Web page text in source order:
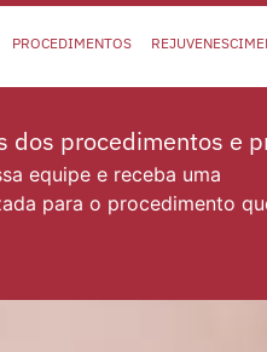
PROCEDIMENTOS
dos procedimentos e
equipe e receba uma
para o procedimento